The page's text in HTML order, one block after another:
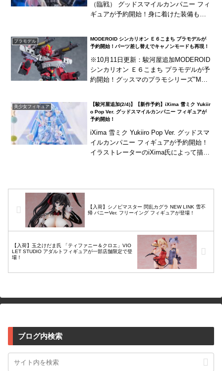
（臨戦） グッドスマイルカンパニー フィ
ギュアが予約開始！身に着けた装備も精
プラモデル
MODEROID シンカリオン Ｅ６こまち プラモデルが
予約開始！パーツ差し替えでキャノンモードも再現！
※10月11日更新：駿河屋追加MODEROID
シンカリオン Ｅ６こまち プラモデルが予
約開始！グッスマのプラモシリーズ"MOD
美少女フィギュア
【駿河屋追加(2/4)】【新作予約】iXima 雪ミク Yukiir
o Pop Ver. グッドスマイルカンパニー フィギュアが
予約開始！
iXima 雪ミク Yukiiro Pop Ver. グッドスマ
イルカンパニー フィギュアが予約開始！
イラストレーターのiXima氏によって描か
【入荷】シノビマスター 閃乱カグラ NEW LINK 雪不
帰 バニーVer. フリーイング フィギュアが登場！
【入荷】玉之けだま氏 「ティファニー＆クロエ」VIO
LET STUDIO アダルトフィギュアが一部店舗限定で登
場！
ブログ内検索